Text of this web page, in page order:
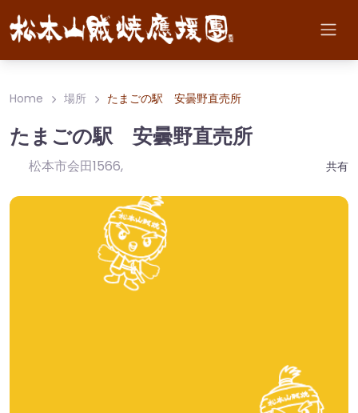
Home 場所 たまごの駅 安曇野直売所
たまごの駅 安曇野直売所
松本市会田1566, 共有